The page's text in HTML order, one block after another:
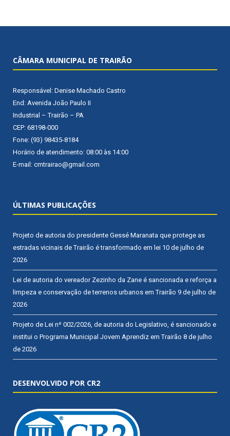
CÂMARA MUNICIPAL DE TRAIRÃO
Responsável: Denise Machado Castro
End: Avenida João Paulo II
Industrial – Trairão – PA
CEP: 68198-000
Fone: (93) 98435-8184
Horário de atendimento: 08:00 às 14:00
E-mail: cmtrairao@gmail.com
ÚLTIMAS PUBLICAÇÕES
Projeto de autoria do presidente Gessé Maranata que protege as
estradas vicinais de Trairão é transformado em lei 10 de julho de
2026
Lei de autoria do vereador Zezinho da Zane é sancionada e reforça a
limpeza e conservação de terrenos urbanos em Trairão 9 de julho de
2026
Projeto de Lei nº 002/2026, de autoria do Legislativo, é sancionado e
institui o Programa Municipal Jovem Aprendiz em Trairão 8 de julho
de 2026
DESENVOLVIDO POR CR2